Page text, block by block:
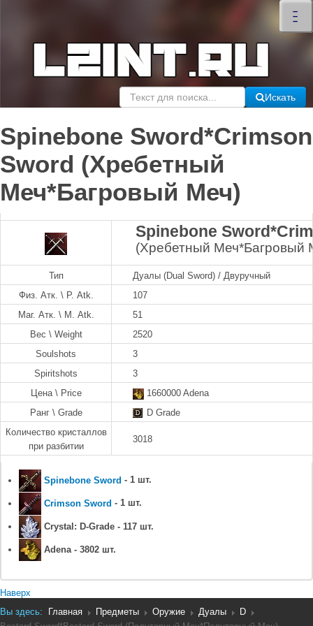
–
–
–
×
Искать
Spinebone Sword*Crimson
Sword (Хребетный
Меч*Багровый Меч)
Spinebone
(Хребетный Меч*Багровый
Тип
Дуалы (Dual Sword) / Двуручный
Физ. Атк. \ P. Atk.
107
Маг. Атк. \ M. Atk.
51
Вес \ Weight
2520
Soulshots
3
Spiritshots
3
Цена \ Price
1660000 Adena
Ранг \ Grade
D Grade
Количество кристаллов
при разбитии
3018
Spinebone Sword - 1 шт.
Crimson Sword - 1 шт.
Crystal: D-Grade - 117 шт.
Adena - 3802 шт.
Наверх
Вы здесь:
Главная Предметы Оружие Дуалы
D